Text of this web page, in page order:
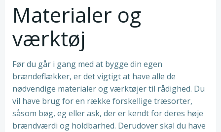
Materialer og
værktøj
Før du går i gang med at bygge din egen
brændeflækker, er det vigtigt at have alle de
nødvendige materialer og værktøjer til rådighed. Du
vil have brug for en række forskellige træsorter,
såsom bøg, eg eller ask, der er kendt for deres høje
brændværdi og holdbarhed. Derudover skal du have